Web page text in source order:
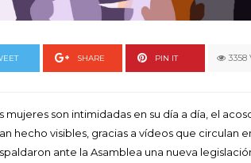
SHARE PIN IT 3358
mujeres son intimidadas en su día a día, el
hecho visibles, gracias a vídeos que circulan
ante la Asamblea una nueva
Goyo un himno
vida de las
LEAVE A COMMENT